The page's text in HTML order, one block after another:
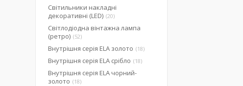
Світильники накладні
декоративні (LED) 20
Світлодіодна вінтажна лампа
(ретро) 52
Внутрішня серія ELA золото 18
Внутрішня серія ELA срібло 18
Внутрішня серія ELA чорний-
золото
18